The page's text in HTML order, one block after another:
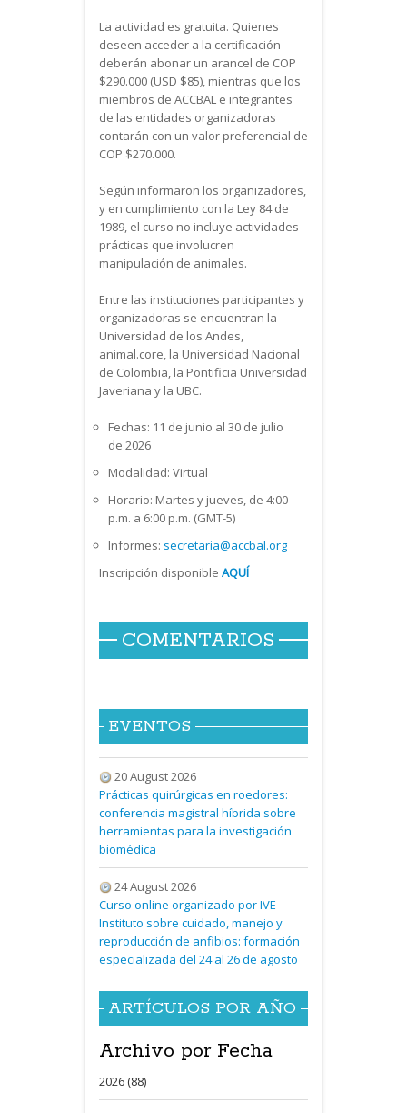
La actividad es gratuita. Quienes
deseen acceder a la certificación
deberán abonar un arancel de COP
$290.000 (USD $85), mientras que los
miembros de ACCBAL e integrantes
de las entidades organizadoras
contarán con un valor preferencial de
COP $270.000.
Según informaron los organizadores,
y en cumplimiento con la Ley 84 de
1989, el curso no incluye actividades
prácticas que involucren
manipulación de animales.
Entre las instituciones participantes y
organizadoras se encuentran la
Universidad de los Andes,
animal.core, la Universidad Nacional
de Colombia, la Pontificia Universidad
Javeriana y la UBC.
Fechas: 11 de junio al 30 de julio
de 2026
Modalidad: Virtual
Horario: Martes y jueves, de 4:00
p.m. a 6:00 p.m. (GMT-5)
Informes: secretaria@accbal.org
Inscripción disponible AQUÍ
COMENTARIOS
EVENTOS
20 August 2026
Prácticas quirúrgicas en roedores:
conferencia magistral híbrida sobre
herramientas para la investigación
biomédica
24 August 2026
Curso online organizado por IVE
Instituto sobre cuidado, manejo y
reproducción de anfibios: formación
especializada del 24 al 26 de agosto
ARTÍCULOS POR AÑO
Archivo por Fecha
2026 (88)